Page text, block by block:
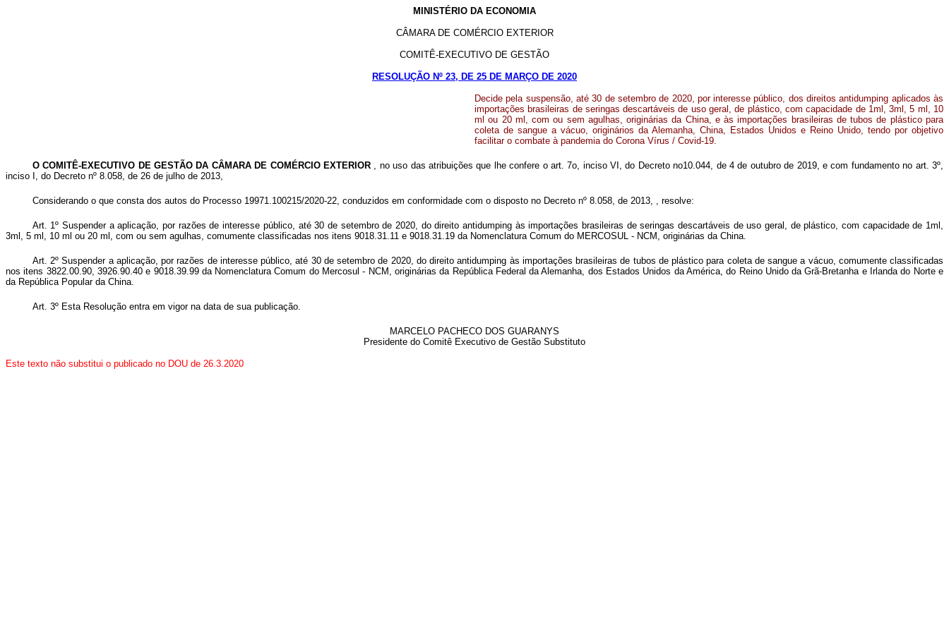
MINISTÉRIO DA ECONOMIA
CÂMARA DE COMÉRCIO EXTERIOR
COMITÊ-EXECUTIVO DE GESTÃO
RESOLUÇÃO Nº 23, DE 25 DE MARÇO DE 2020
Decide pela suspensão, até 30 de setembro de 2020, por interesse público, dos direitos antidumping aplicados às
importações brasileiras de seringas descartáveis de uso geral, de plástico, com capacidade de 1ml, 3ml, 5 ml, 10
ml ou 20 ml, com ou sem agulhas, originárias da China, e às importações brasileiras de tubos de plástico para
coleta de sangue a vácuo, originários da Alemanha, China, Estados Unidos e Reino Unido, tendo por objetivo
facilitar o combate à pandemia do Corona Vírus / Covid-19.
O COMITÊ-EXECUTIVO DE GESTÃO DA CÂMARA DE COMÉRCIO EXTERIOR, no uso das atribuições que lhe confere o art. 7o, inciso VI, do Decreto no10.044, de 4 de outubro de 2019, e com fundamento no art. 3º,
inciso I, do Decreto nº 8.058, de 26 de julho de 2013,
Considerando o que consta dos autos do Processo 19971.100215/2020-22, conduzidos em conformidade com o disposto no Decreto nº 8.058, de 2013, , resolve:
Art. 1º Suspender a aplicação, por razões de interesse público, até 30 de setembro de 2020, do direito antidumping às importações brasileiras de seringas descartáveis de uso geral, de plástico, com capacidade de 1ml,
3ml, 5 ml, 10 ml ou 20 ml, com ou sem agulhas, comumente classificadas nos itens 9018.31.11 e 9018.31.19 da Nomenclatura Comum do MERCOSUL - NCM, originárias da China.
Art. 2º Suspender a aplicação, por razões de interesse público, até 30 de setembro de 2020, do direito antidumping às importações brasileiras de tubos de plástico para coleta de sangue a vácuo, comumente classificadas
nos itens 3822.00.90, 3926.90.40 e 9018.39.99 da Nomenclatura Comum do Mercosul - NCM, originárias da República Federal da Alemanha, dos Estados Unidos da América, do Reino Unido da Grã-Bretanha e Irlanda do Norte e
da República Popular da China.
Art. 3º Esta Resolução entra em vigor na data de sua publicação.
MARCELO PACHECO DOS GUARANYS
Presidente do Comitê Executivo de Gestão Substituto
Este texto não substitui o publicado no DOU de 26.3.2020